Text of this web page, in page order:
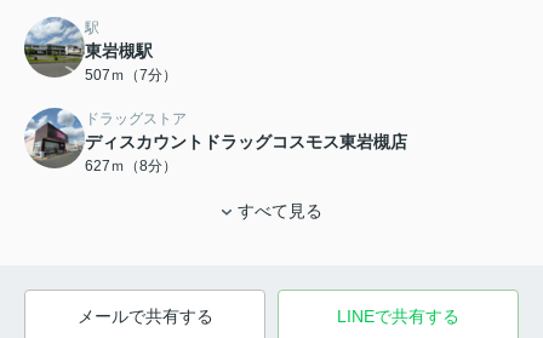
駅
東岩槻駅
507ｍ（7分）
ドラッグストア
ディスカウントドラッグコスモス東岩槻店
627ｍ（8分）
すべて見る
メールで共有する LINEで共有する